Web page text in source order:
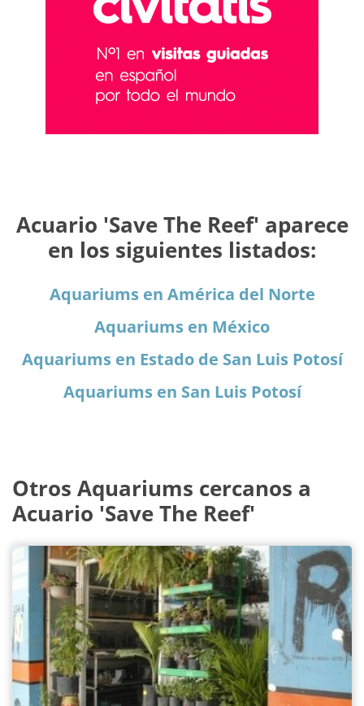
Acuario 'Save The Reef' aparece
en los siguientes listados:
Aquariums en América del Norte
Aquariums en México
Aquariums en Estado de San Luis Potosí
Aquariums en San Luis Potosí
Otros Aquariums cercanos a
Acuario 'Save The Reef'